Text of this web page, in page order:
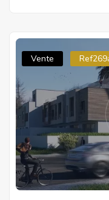
Vente